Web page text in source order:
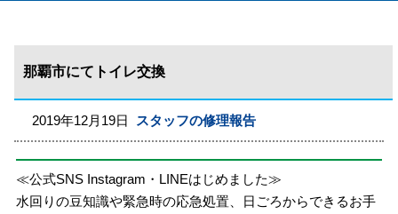
那覇市にてトイレ交換
2019年12月19日 スタッフの修理報告
≪公式SNS Instagram・LINEはじめました≫
水回りの豆知識や緊急時の応急処置、日ごろからできるお手